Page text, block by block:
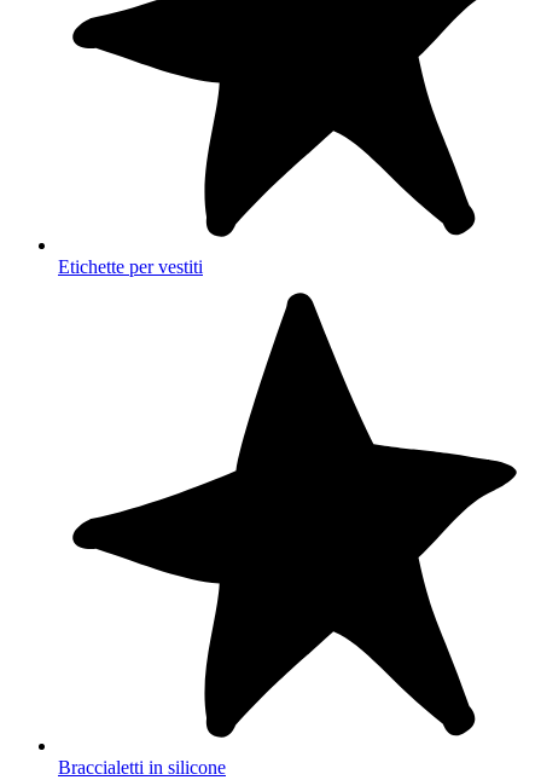
Etichette per vestiti
Braccialetti in silicone